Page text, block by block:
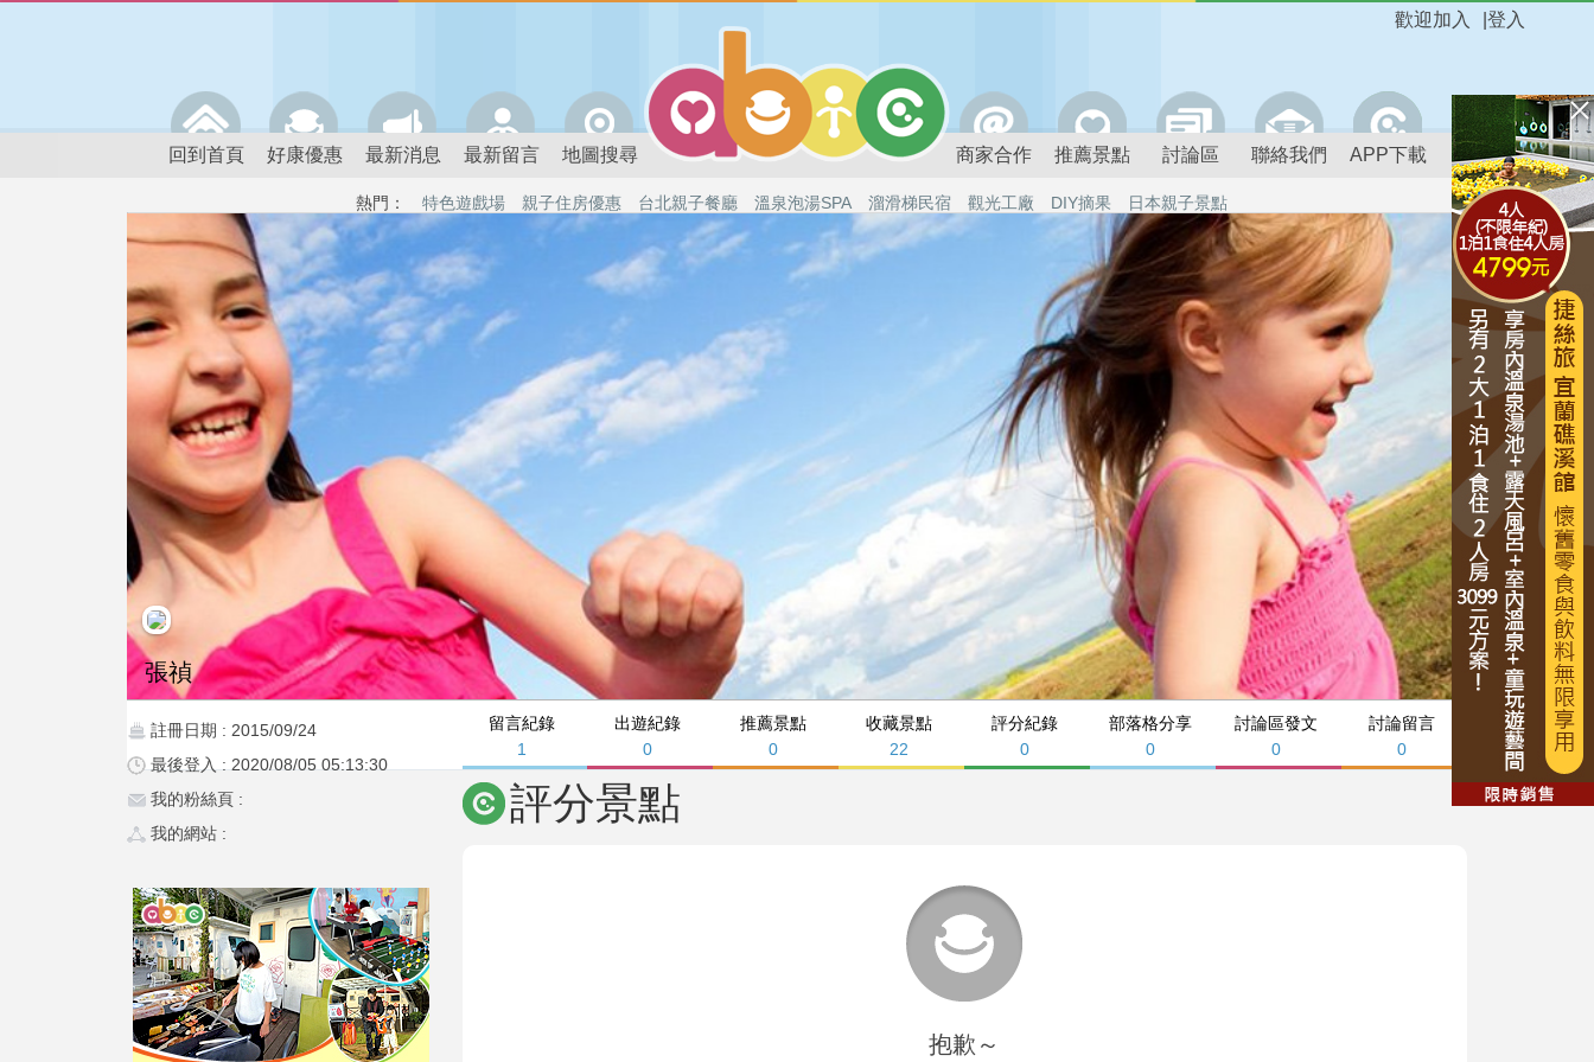
登入
歡迎加入
回到首頁 好康優惠 最新消息 最新留言 地圖搜尋 商家合作 推薦景點 討論區 聯絡我們 APP下載
熱門： 特色遊戲場 親子住房優惠 台北親子餐廳 溫泉泡湯SPA 溜滑梯民宿 觀光工廠 DIY摘果 日本親子景點
留言紀錄
1
出遊紀錄
0
推薦景點
0
收藏景點
22
評分紀錄
0
部落格分享
0
討論區發文
0
討論留言
0
張禎
註冊日期 : 2015/09/24
最後登入 : 2020/08/05 05:13:30
我的粉絲頁 :
我的網站 :
評分景點
抱歉～